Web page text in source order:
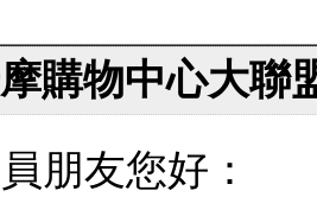
購物中心大聯
朋友您好：